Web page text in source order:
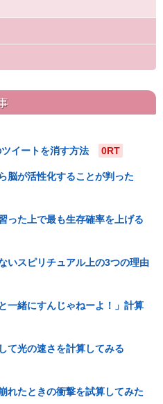
イートを消す方法 0RT
脳が活性化することが判った
った上で最も生存確率を上げる
いスピリチュアル上の3つの理由
一緒にすんじゃねーよ！」計算
て光の速さを計算してみる
れたときの衝撃を試算してみた